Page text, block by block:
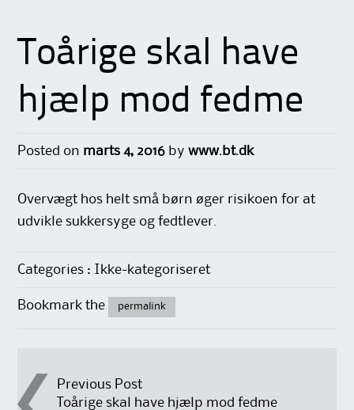
Toårige skal have
hjælp mod fedme
Posted on marts 4, 2016 bywww.bt.dk
Overvægt hos helt små børn øger risikoen for at
udvikle sukkersyge og fedtlever.
Categories : Ikke-kategoriseret
Bookmark the permalink
PostPrevious Post
Toårige skal have hjælp mod fedme